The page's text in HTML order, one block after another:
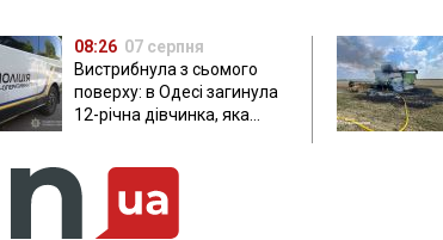
08:26 07 серпня
Вистрибнула з сьомого
поверху: в Одесі загинула
12-річна дівчинка, яка